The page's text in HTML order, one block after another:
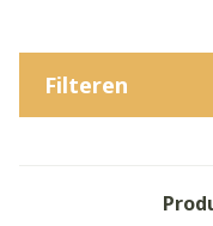
Filteren